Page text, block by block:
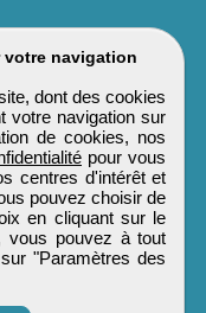
votre navigation
dont des cookies
votre navigation sur
de cookies, nos
pour vous
centres d'intérêt et
pouvez choisir de
en cliquant sur le
vous pouvez à tout
"Paramètres des